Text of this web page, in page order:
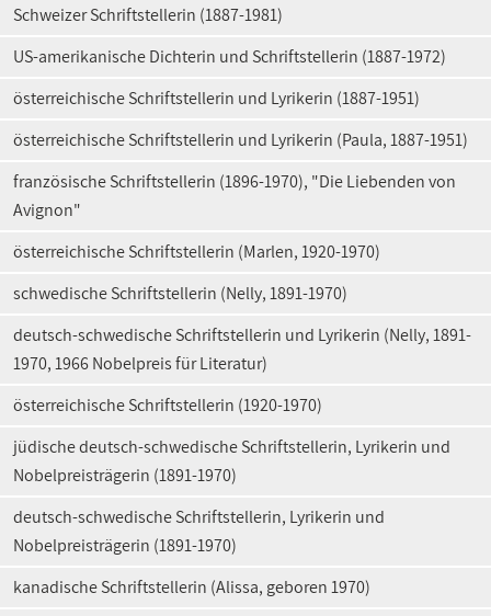
Schweizer Schriftstellerin (1887-1981)
US-amerikanische Dichterin und Schriftstellerin (1887-1972)
österreichische Schriftstellerin und Lyrikerin (1887-1951)
österreichische Schriftstellerin und Lyrikerin (Paula, 1887-1951)
französische Schriftstellerin (1896-1970), "Die Liebenden von
Avignon"
österreichische Schriftstellerin (Marlen, 1920-1970)
schwedische Schriftstellerin (Nelly, 1891-1970)
deutsch-schwedische Schriftstellerin und Lyrikerin (Nelly, 1891-
1970, 1966 Nobelpreis für Literatur)
österreichische Schriftstellerin (1920-1970)
jüdische deutsch-schwedische Schriftstellerin, Lyrikerin und
Nobelpreisträgerin (1891-1970)
deutsch-schwedische Schriftstellerin, Lyrikerin und
Nobelpreisträgerin (1891-1970)
kanadische Schriftstellerin (Alissa, geboren 1970)